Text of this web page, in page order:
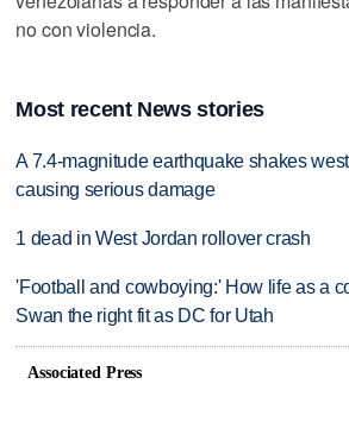
no con violencia.
Most recent News stories
A 7.4-magnitude earthquake shakes
causing serious damage
1 dead in West Jordan rollover crash
'Football and cowboying:' How life as a
Swan the right fit as DC for Utah
Associated Press